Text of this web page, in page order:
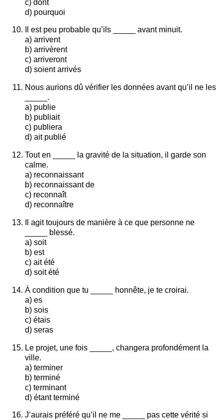
c) dont
d) pourquoi
Il est peu probable qu’ils _____ avant minuit.
a) arrivent
b) arrivèrent
c) arriveront
d) soient arrivés
Nous aurions dû vérifier les données avant qu’il ne les
_____.
a) publie
b) publiait
c) publiera
d) ait publié
Tout en _____ la gravité de la situation, il garde son
calme.
a) reconnaissant
b) reconnaissant de
c) reconnaît
d) reconnaître
Il agit toujours de manière à ce que personne ne
_____ blessé.
a) soit
b) est
c) ait été
d) soit été
À condition que tu _____ honnête, je te croirai.
a) es
b) sois
c) étais
d) seras
Le projet, une fois _____, changera profondément la
ville.
a) terminer
b) terminé
c) terminant
d) étant terminé
J’aurais préféré qu’il ne me _____ pas cette vérité si